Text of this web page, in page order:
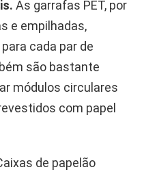
As garrafas PET, por
e empilhadas,
cada par de
são bastante
módulos circulares
com papel
de papelão